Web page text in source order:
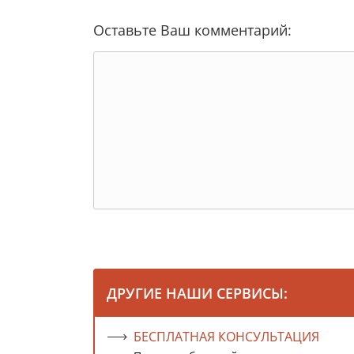
Оставьте Ваш комментарий:
ДРУГИЕ НАШИ СЕРВИСЫ:
БЕСПЛАТНАЯ КОНСУЛЬТАЦИЯ